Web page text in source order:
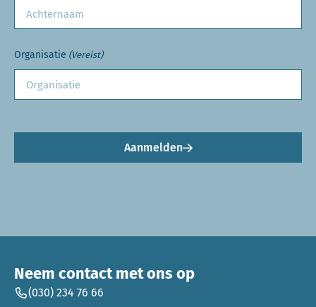
Organisatie (Vereist)
Aanmelden
Neem contact met ons op
(030) 234 76 66